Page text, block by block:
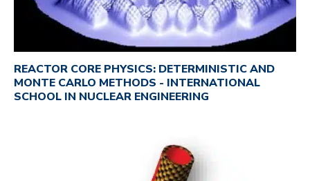
REACTOR CORE PHYSICS: DETERMINISTIC AND
MONTE CARLO METHODS - INTERNATIONAL
SCHOOL IN NUCLEAR ENGINEERING